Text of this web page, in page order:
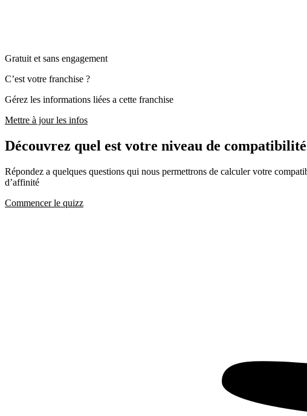
Gratuit et sans engagement
C’est votre franchise ?
Gérez les informations liées a cette franchise
Mettre à jour les infos
Découvrez quel est votre niveau de
Répondez a quelques questions qui nous permettrons de calculer votre
d’affinité
Commencer le quizz